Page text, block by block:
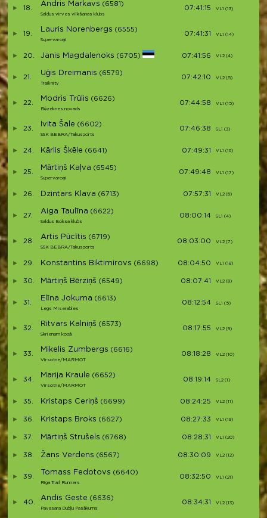
18.
Andris Markavs (6581)
Saldus virves vilkšanas klubs
07:41:15 VL1 (13)
19.
Lauris Norenbergs (6555)
Supervaroņi
07:41:31 VL1 (14)
20. Janis Magdalenoks (6705) 07:41:56 VL2 (4)
21.
Uģis Dreimanis (6579)
Trailinity
07:42:10 VL2 (5) V19
22.
Modris Trūlis (6626)
Rēzeknes novads
07:44:58 VL1 (15)
23.
Ivita Šale (6602)
SSK BEBRA/Takusports
07:46:38 SL1 (3) S3
24. Kārlis Škēle (6641) 07:49:31 VL1 (16)
25.
Mārtiņš Kaļva (6545)
Supervaroņi
07:49:48 VL1 (17)
26. Dzintars Klava (6713) 07:57:31 VL2 (6)
27.
Aiga Taulīna (6622)
Saldus Boksa klubs
08:00:14 SL1 (4) S4
28.
Artis Pūcītis (6719)
SSK BEBRA/Takusports
08:03:00 VL2 (7) V24
29. Konstantins Biktimirovs (6698) 08:04:50 VL1 (18)
30. Mārtiņš Bērziņš (6549) 08:07:41 VL2 (8) V26
31.
Elīna Jokuma (6613)
Legs Miserables
08:12:54 SL1 (5) S5
32.
Ritvars Kalniņš (6573)
Skrienam kopā
08:17:55 VL2 (9) V27
33.
Mikelis Zumbergs (6616)
Virsotne/MARMOT
08:18:28 VL2 (10)
34.
Marija Kraule (6652)
Virsotne/MARMOT
08:19:14 SL2 (1)
35. Kristaps Ceriņš (6699) 08:24:25 VL2 (11)
36. Kristaps Broks (6627) 08:27:33 VL1 (19)
37. Mārtiņš Strušels (6768) 08:28:31 VL1 (20)
38. Žans Verdens (6567) 08:30:09 VL2 (12)
39.
Tomass Fedotovs (6640)
Riga Trail Runners
08:32:50 VL1 (21)
40.
Andis Geste (6636)
Pavasara Dubļu Pasākums
08:34:31 VL2 (13)